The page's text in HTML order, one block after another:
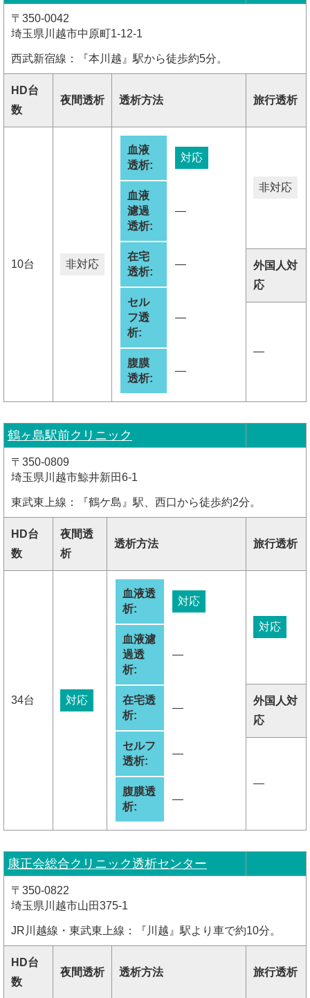
〒350-0042
埼玉県川越市中原町1-12-1
西武新宿線：『本川越』駅から徒歩約5分。
HD台
数
夜間透析 透析方法 旅行透析
10台 非対応
血液
透析:
対応
血液
濾過
透析:
―
在宅
透析:
―
セル
フ透
析:
―
腹膜
透析:
―
非対応
外国人対
応
―
鶴ヶ島駅前クリニック
〒350-0809
埼玉県川越市鯨井新田6-1
東武東上線：『鶴ケ島』駅、西口から徒歩約2分。
HD台
数
夜間透
析
透析方法 旅行透析
34台 対応
血液透
析:
対応
血液濾
過透
析:
―
在宅透
析:
―
セルフ
透析:
―
腹膜透
析:
―
対応
外国人対
応
―
康正会総合クリニック透析センター
〒350-0822
埼玉県川越市山田375-1
JR川越線・東武東上線：『川越』駅より車で約10分。
HD台
数
夜間透析 透析方法 旅行透析